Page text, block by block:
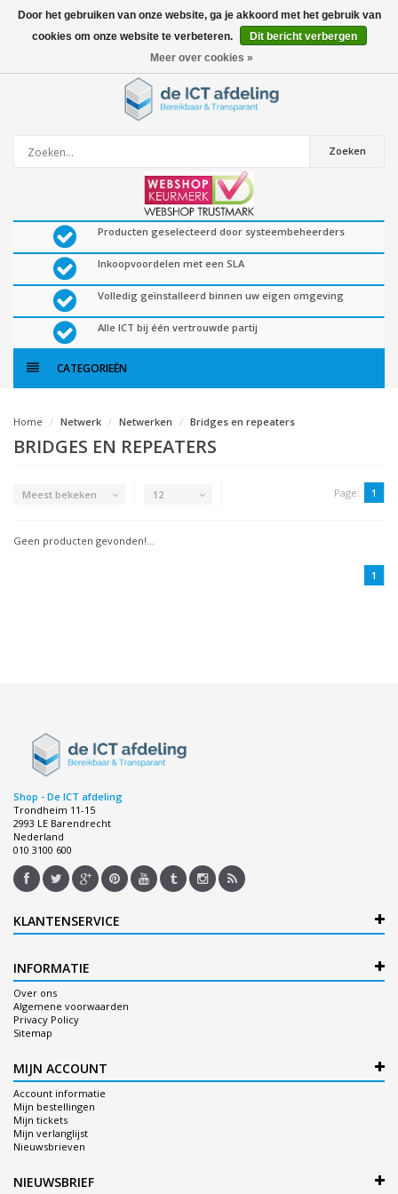
0artikelen
Zoeken
Producten geselecteerd door systeembeheerders
Inkoopvoordelen met een SLA
Volledig geïnstalleerd binnen uw eigen omgeving
Alle ICT bij één vertrouwde partij
CATEGORIEËN
Home Netwerk Netwerken Bridges en repeaters
BRIDGES EN REPEATERS
Meest bekeken 12 Page: 1
Geen producten gevonden!...
1
Shop - De ICT afdeling
Trondheim 11-15
2993 LE Barendrecht
Nederland
010 3100 600
KLANTENSERVICE
INFORMATIE
Over ons
Algemene voorwaarden
Privacy Policy
Sitemap
MIJN ACCOUNT
Account informatie
Mijn bestellingen
Mijn tickets
Mijn verlanglijst
Nieuwsbrieven
NIEUWSBRIEF
Door het gebruiken van onze website, ga je akkoord met het gebruik van
cookies om onze website te verbeteren.
Dit bericht verbergen
Meer over cookies »